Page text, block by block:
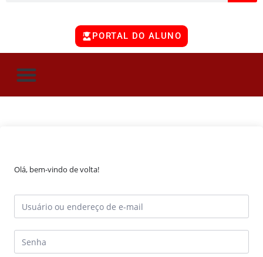
PORTAL DO ALUNO
Olá, bem-vindo de volta!